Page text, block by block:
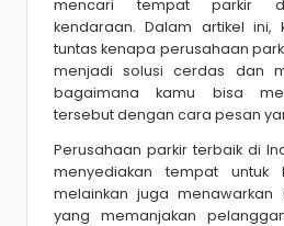
mencari tempat parkir
kendaraan. Dalam artikel ini,
tuntas kenapa perusahaan
menjadi solusi cerdas dan
bagaimana kamu bisa
tersebut dengan cara pesan
Perusahaan parkir terbaik di
menyediakan tempat untuk
melainkan juga menawarkan
yang memanjakan